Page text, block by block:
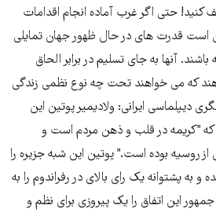
کنید! حتی اگر غرب آماده انجام اقدامات
است قدرت های در حال ظهور جهان تمایلی
آنها به جای تسلیم در برابر الحاق
دهند که می خواهند تحت چه نوع نظمی زندگی
دیپلماسی ایرانی: ولادیمیر پوتین این
که "کریمه در قلب و ذهن مردم است و
روسیه بوده است." پوتین این شبه جزیره را
و به پشتوانه یک رای بالای در رفراندوم را به
این اتفاق را یک پیروزی برای نظم و